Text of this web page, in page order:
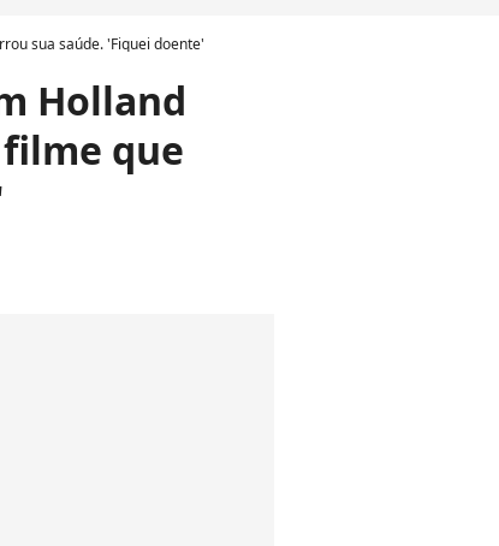
sua saúde. 'Fiquei doente'
Holland
que